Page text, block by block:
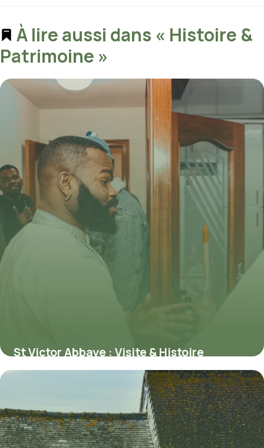
À lire aussi dans « Histoire &
Patrimoine »
St Victor Abbaye : Visite & Histoire
Marseille